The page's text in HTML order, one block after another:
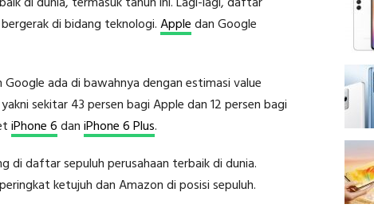
di bidang teknologi.Appledan Google
Google ada di bawahnya dengan estimasi value
sekitar 43 persen bagi Apple dan 12 persen bagi
iPhone 6daniPhone 6 Plus.
di daftar sepuluh perusahaan terbaik di dunia.
ketujuh dan Amazon di posisi sepuluh.